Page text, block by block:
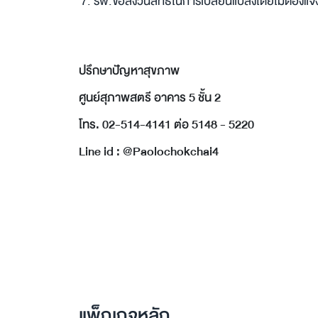
ปรึกษาปัญหาสุขภาพ
ศูนย์สุภาพสตรี อาคาร 5 ชั้น 2
โทร. 02-514-4141 ต่อ 5148 - 5220
Line id : @Paolochokchai4